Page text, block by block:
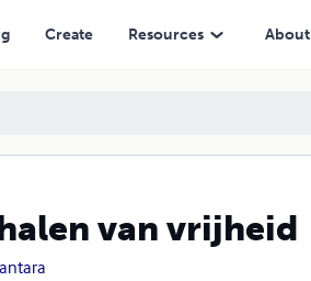
Create Resources About
van vrijheid